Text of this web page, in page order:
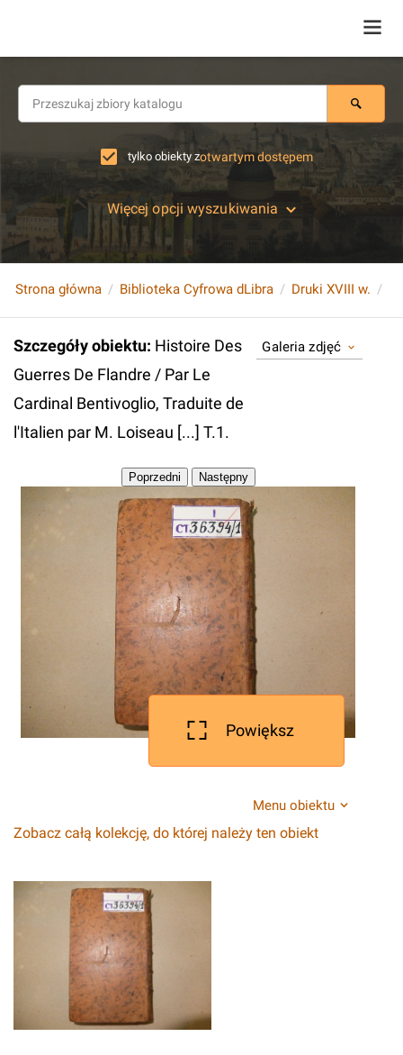
tylko obiekty zotwartym dostępem
Więcej opcji wyszukiwania
Strona główna Biblioteka Cyfrowa dLibra Druki XVIII w.
Szczegóły obiektu: Histoire Des
Guerres De Flandre / Par Le
Cardinal Bentivoglio, Traduite de
l'Italien par M. Loiseau [...] T.1.
Galeria zdjęć
Powiększ
Menu obiektu
Zobacz całą kolekcję, do której należy ten obiekt